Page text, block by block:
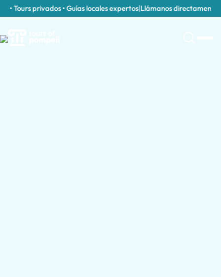
privados • Guías locales expertos|Llámanos directamente al